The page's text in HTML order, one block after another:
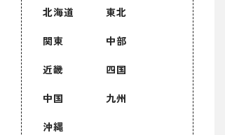
北海道 東北
関東 中部
近畿 四国
中国 九州
沖縄